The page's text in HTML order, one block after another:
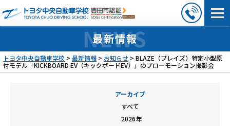
最新情報
トヨタ中央自動車学校 > 最新情報 > お知らせ > BLAZE（ブレイズ）特定小型原
付モデル「KICKBOARD EV（キックボードEV）」のプロ―モーション撮影会
アーカイブ
すべて
2026年